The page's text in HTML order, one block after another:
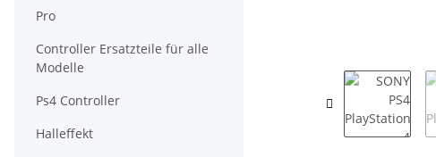
Pro
Controller Ersatzteile für alle
Modelle
Ps4 Controller
Halleffekt